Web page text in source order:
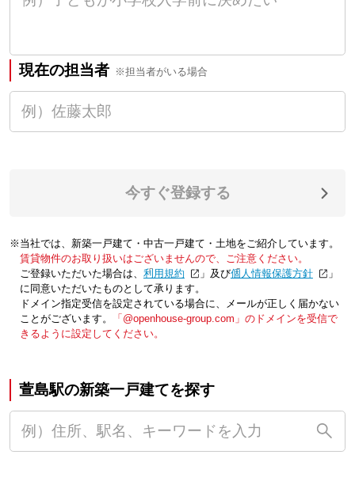
現在の担当者 ※担当者がいる場合
今すぐ登録する
※当社では、新築一戸建て・中古一戸建て・土地をご紹介しています。
賃貸物件のお取り扱いはございませんので、ご注意ください。
ご登録いただいた場合は、「利用規約 」及び「個人情報保護方針
」
に同意いただいたものとして承ります。
ドメイン指定受信を設定されている場合に、メールが正しく届かない
ことがございます。
「@openhouse-group.com」のドメインを受信で
きるように設定してください。
萱島駅の新築一戸建てを探す